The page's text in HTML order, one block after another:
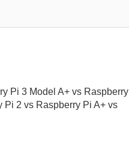
Pi 3 Model A+ vs Raspberry
Pi 2 vs Raspberry Pi A+ vs